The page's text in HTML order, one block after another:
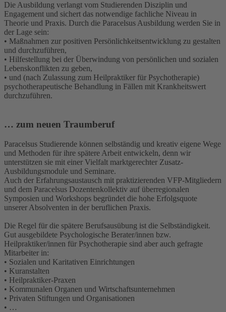
Die Ausbildung verlangt vom Studierenden Disziplin und
Engagement und sichert das notwendige fachliche Niveau in
Theorie und Praxis. Durch die Paracelsus Ausbildung werden Sie in
der Lage sein:
• Maßnahmen zur positiven Persönlichkeitsentwicklung zu gestalten
und durchzuführen,
• Hilfestellung bei der Überwindung von persönlichen und sozialen
Lebenskonflikten zu geben,
• und (nach Zulassung zum Heilpraktiker für Psychotherapie)
psychotherapeutische Behandlung in Fällen mit Krankheitswert
durchzuführen.
… zum neuen Traumberuf
Paracelsus Studierende können selbständig und kreativ eigene Wege
und Methoden für ihre spätere Arbeit entwickeln, denn wir
unterstützen sie mit einer Vielfalt marktgerechter Zusatz-
Ausbildungsmodule und Seminare.
Auch der Erfahrungsaustausch mit praktizierenden VFP-Mitgliedern
und dem Paracelsus Dozentenkollektiv auf überregionalen
Symposien und Workshops begründet die hohe Erfolgsquote
unserer Absolventen in der beruflichen Praxis.
Die Regel für die spätere Berufsausübung ist die Selbständigkeit.
Gut ausgebildete Psychologische Berater/innen bzw.
Heilpraktiker/innen für Psychotherapie sind aber auch gefragte
Mitarbeiter in:
• Sozialen und Karitativen Einrichtungen
• Kuranstalten
• Heilpraktiker-Praxen
• Kommunalen Organen und Wirtschaftsunternehmen
• Privaten Stiftungen und Organisationen
• …